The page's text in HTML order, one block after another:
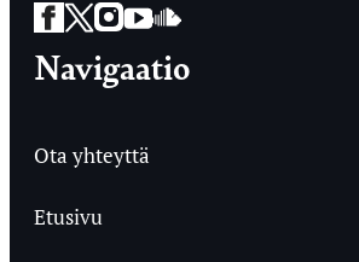
Facebook
Twitter
Instagram
YouTube
SoundCloud
Navigaatio
Ota yhteyttä
Etusivu